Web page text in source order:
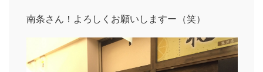
南条さん！よろしくお願いしますー（笑）